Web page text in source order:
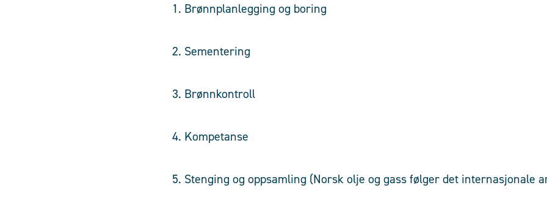
1. Brønnplanlegging og boring
2. Sementering
3. Brønnkontroll
4. Kompetanse
5. Stenging og oppsamling (Norsk olje og gass følger det internasjonale